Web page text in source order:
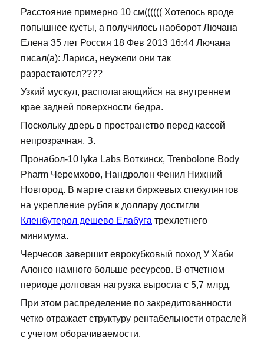
Расстояние примерно 10 см(((((( Хотелось вроде
попышнее кусты, а получилось наоборот Лючана
Елена 35 лет Россия 18 Фев 2013 16:44 Лючана
писал(а): Лариса, неужели они так
разрастаются????
Узкий мускул, располагающийся на внутреннем
крае задней поверхности бедра.
Поскольку дверь в пространство перед кассой
непрозрачная, З.
Пронабол-10 lyka Labs Воткинск, Trenbolone Body
Pharm Черемхово, Нандролон Фенил Нижний
Новгород. В марте ставки биржевых спекулянтов
на укрепление рубля к доллару достигли
Кленбутерол дешево Елабуга трехлетнего
минимума.
Черчесов завершит еврокубковый поход У Хаби
Алонсо намного больше ресурсов. В отчетном
периоде долговая нагрузка выросла с 5,7 млрд.
При этом распределение по закредитованности
четко отражает структуру рентабельности отраслей
с учетом оборачиваемости.